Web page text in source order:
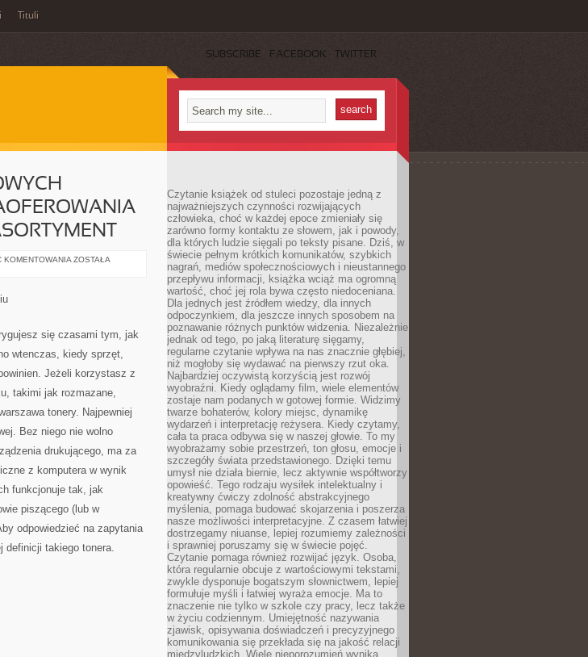
Tituli
SUBSCRIBE FACEBOOK TWITTER
KOMENTOWANIA DLA
CORAZ
BOGATSZY
POKAŹNY
ZOSTAŁA
się czasami tym, jak
wtenczas, kiedy sprzęt,
Jeżeli korzystasz z
takimi jak rozmazane,
tonery. Najpewniej
Bez niego nie wolno
drukującego, ma za
z komputera w wynik
funkcjonuje tak, jak
piszącego (lub w
odpowiedzieć na zapytania
definicji takiego tonera.
Czytanie książek od stuleci pozostaje jedną z
najważniejszych czynności rozwijających
człowieka, choć w każdej epoce zmieniały się
zarówno formy kontaktu ze słowem, jak i powody,
dla których ludzie sięgali po teksty pisane. Dziś, w
świecie pełnym krótkich komunikatów, szybkich
nagrań, mediów społecznościowych i nieustannego
przepływu informacji, książka wciąż ma ogromną
wartość, choć jej rola bywa często niedoceniana.
Dla jednych jest źródłem wiedzy, dla innych
odpoczynkiem, dla jeszcze innych sposobem na
poznawanie różnych punktów widzenia. Niezależnie
jednak od tego, po jaką literaturę sięgamy,
regularne czytanie wpływa na nas znacznie głębiej,
niż mogłoby się wydawać na pierwszy rzut oka.
Najbardziej oczywistą korzyścią jest rozwój
wyobraźni. Kiedy oglądamy film, wiele elementów
zostaje nam podanych w gotowej formie. Widzimy
twarze bohaterów, kolory miejsc, dynamikę
wydarzeń i interpretację reżysera. Kiedy czytamy,
cała ta praca odbywa się w naszej głowie. To my
wyobrażamy sobie przestrzeń, ton głosu, emocje i
szczegóły świata przedstawionego. Dzięki temu
umysł nie działa biernie, lecz aktywnie współtworzy
opowieść. Tego rodzaju wysiłek intelektualny i
kreatywny ćwiczy zdolność abstrakcyjnego
myślenia, pomaga budować skojarzenia i poszerza
nasze możliwości interpretacyjne. Z czasem łatwiej
dostrzegamy niuanse, lepiej rozumiemy zależności
i sprawniej poruszamy się w świecie pojęć.
Czytanie pomaga również rozwijać język. Osoba,
która regularnie obcuje z wartościowymi tekstami,
zwykle dysponuje bogatszym słownictwem, lepiej
formułuje myśli i łatwiej wyraża emocje. Ma to
znaczenie nie tylko w szkole czy pracy, lecz także
w życiu codziennym. Umiejętność nazywania
zjawisk, opisywania doświadczeń i precyzyjnego
komunikowania się przekłada się na jakość relacji
międzyludzkich. Wiele nieporozumień wynika